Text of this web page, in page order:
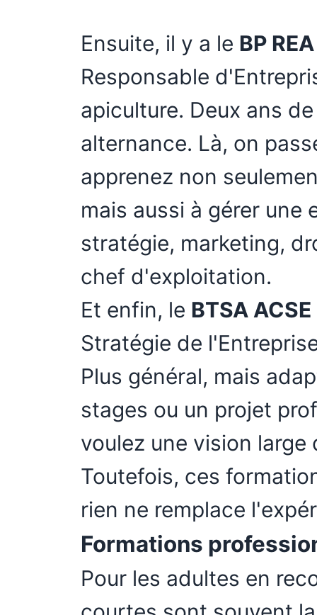
Ensuite, il y a le BP REA
Responsable
apiculture. Deux ans
alternance. Là, on
apprenez non
mais aussi à gérer une
stratégie, marketing,
chef d'exploitation.
Et enfin, le BTSA ACSE
Stratégie de
Plus général, mais
stages ou un projet
voulez une vision large
Toutefois, ces
rien ne remplace
Formations
Pour les adultes en